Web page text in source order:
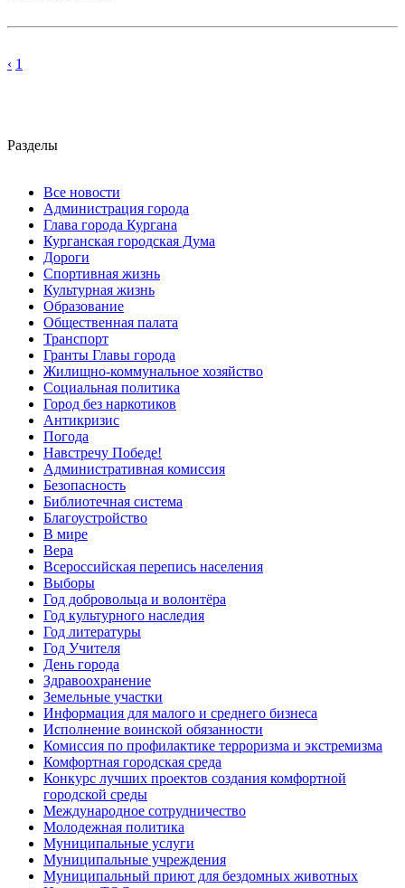
‹ 1
Разделы
Все новости
Администрация города
Глава города Кургана
Курганская городская Дума
Дороги
Спортивная жизнь
Культурная жизнь
Образование
Общественная палата
Транспорт
Гранты Главы города
Жилищно-коммунальное хозяйство
Социальная политика
Город без наркотиков
Антикризис
Погода
Навстречу Победе!
Административная комиссия
Безопасность
Библиотечная система
Благоустройство
В мире
Вера
Всероссийская перепись населения
Выборы
Год добровольца и волонтёра
Год культурного наследия
Год литературы
Год Учителя
День города
Здравоохранение
Земельные участки
Информация для малого и среднего бизнеса
Исполнение воинской обязанности
Комиссия по профилактике терроризма и экстремизма
Комфортная городская среда
Конкурс лучших проектов создания комфортной
городской среды
Международное сотрудничество
Молодежная политика
Муниципальные услуги
Муниципальные учреждения
Муниципальный приют для бездомных животных